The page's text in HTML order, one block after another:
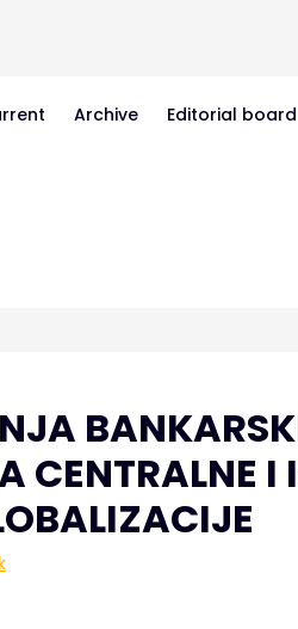
Archive Editorial board
CENTRALNE I